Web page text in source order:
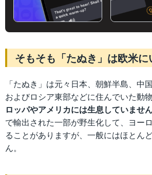
そもそも「たぬき」は欧米に
「たぬき」は元々日本、朝鮮半島、中
およびロシア東部などに住んでいた動物
ロッパやアメリカには生息していませ
で輸出された一部が野生化して、ヨー
ることがありますが、一般にはほとん
ん。